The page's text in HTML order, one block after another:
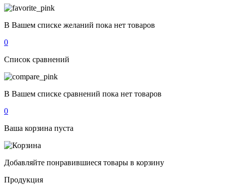
В Вашем списке желаний пока нет товаров
0
Список сравнений
В Вашем списке сравнений пока нет товаров
0
Ваша корзина пуста
Добавляйте понравившиеся товары в корзину
Продукция